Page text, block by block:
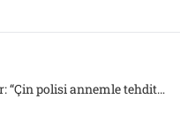
ÖZEL HABER | İstanbul’da bir Uygur: “Çin polisi annemle tehdit ettiği için Çin’e muhbirlik yapıyorum”